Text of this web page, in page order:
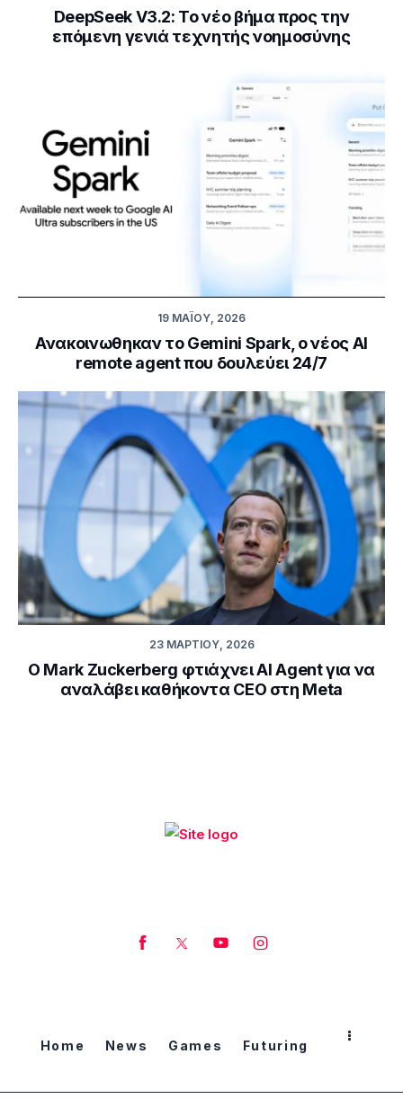
DeepSeek V3.2: Το νέο βήμα προς την
επόμενη γενιά τεχνητής νοημοσύνης
19 ΜΑΪ́ΟΥ, 2026
Ανακοινωθηκαν το Gemini Spark, ο νέος AI
remote agent που δουλεύει 24/7
23 ΜΑΡΤΊΟΥ, 2026
O Mark Zuckerberg φτιάχνει AI Agent για να
αναλάβει καθήκοντα CEO στη Meta
Home News Games Futuring